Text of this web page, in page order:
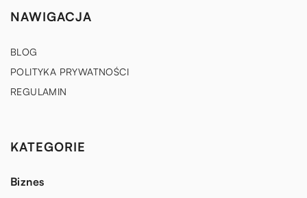
NAWIGACJA
BLOG
POLITYKA PRYWATNOŚCI
REGULAMIN
KATEGORIE
Biznes